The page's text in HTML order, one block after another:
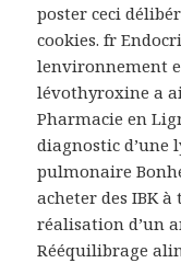
poster ceci
cookies. fr
lenvironnement
lévothyroxine a
Pharmacie en
diagnostic d’une
pulmonaire
acheter des IBK
réalisation d’un
Rééquilibrage